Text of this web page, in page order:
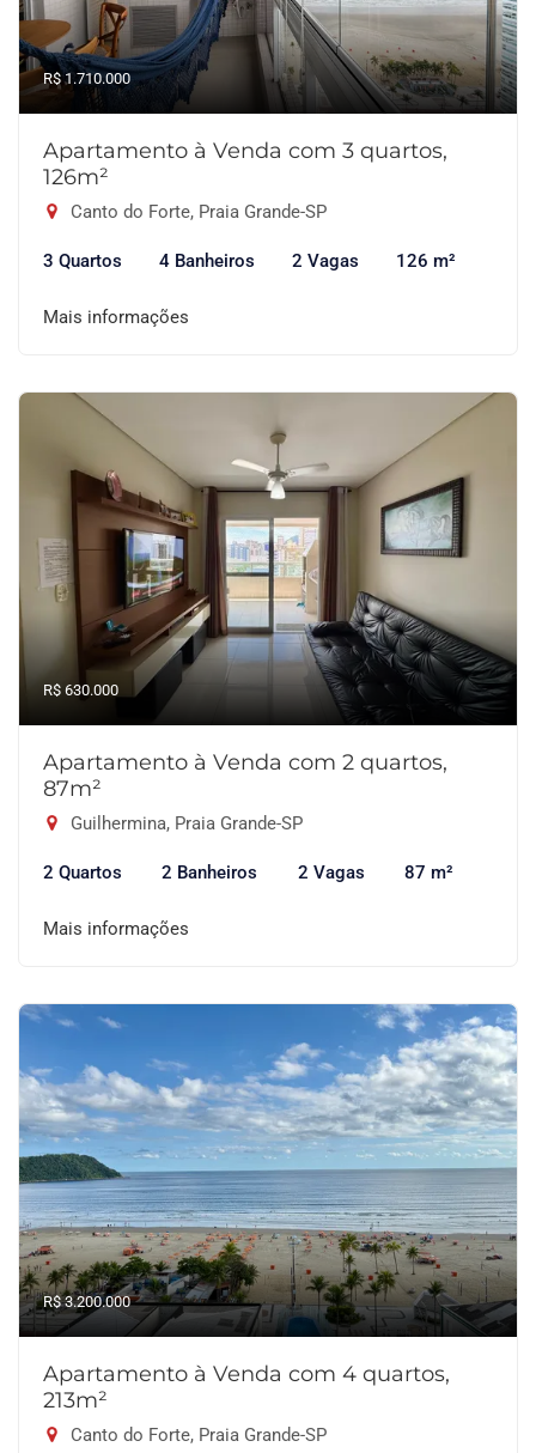
R$ 1.710.000
Apartamento à Venda com 3 quartos,
126m²
Canto do Forte, Praia Grande-SP
3 Quartos 4 Banheiros 2 Vagas 126 m²
Mais informações
R$ 630.000
Apartamento à Venda com 2 quartos,
87m²
Guilhermina, Praia Grande-SP
2 Quartos 2 Banheiros 2 Vagas 87 m²
Mais informações
R$ 3.200.000
Apartamento à Venda com 4 quartos,
213m²
Canto do Forte, Praia Grande-SP